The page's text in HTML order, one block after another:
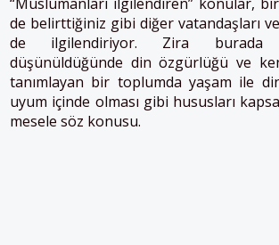
de belirttiğiniz gibi diğer vatandaşları
de ilgilendiriyor. Zira burada
düşünüldüğünde din özgürlüğü ve
tanımlayan bir toplumda yaşam ile
uyum içinde olması gibi hususları
mesele söz konusu.